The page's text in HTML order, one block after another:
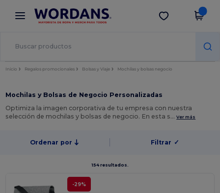
× App de Wordans
¡Mejores precios en app!
Descargar app
Inicio Regalos promocionales Bolsas y Viaje Mochilas y bolsas negocio
Mochilas y Bolsas de Negocio Personalizadas
Optimiza la imagen corporativa de tu empresa con nuestra
selección de mochilas y bolsas de negocio. En esta s…Ver más
Ordenar por Filtrar ✓
154 resultados.
-29%